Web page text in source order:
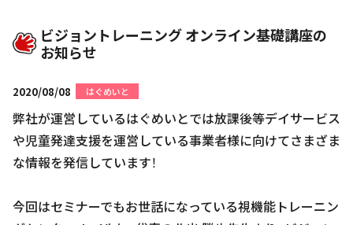
ビジョントレーニング オンライン基礎講座の
お知らせ
2020/08/08 はぐめいと
弊社が運営しているはぐめいとでは放課後等デイサービス
や児童発達支援を運営している事業者様に向けてさまざま
な情報を発信しています！
今回はセミナーでもお世話になっている視機能トレーニン